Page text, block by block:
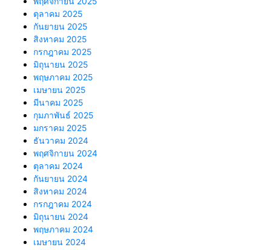
ตุลาคม 2025
กันยายน 2025
สิงหาคม 2025
กรกฎาคม 2025
มิถุนายน 2025
พฤษภาคม 2025
เมษายน 2025
มีนาคม 2025
กุมภาพันธ์ 2025
มกราคม 2025
ธันวาคม 2024
พฤศจิกายน 2024
ตุลาคม 2024
กันยายน 2024
สิงหาคม 2024
กรกฎาคม 2024
มิถุนายน 2024
พฤษภาคม 2024
เมษายน 2024